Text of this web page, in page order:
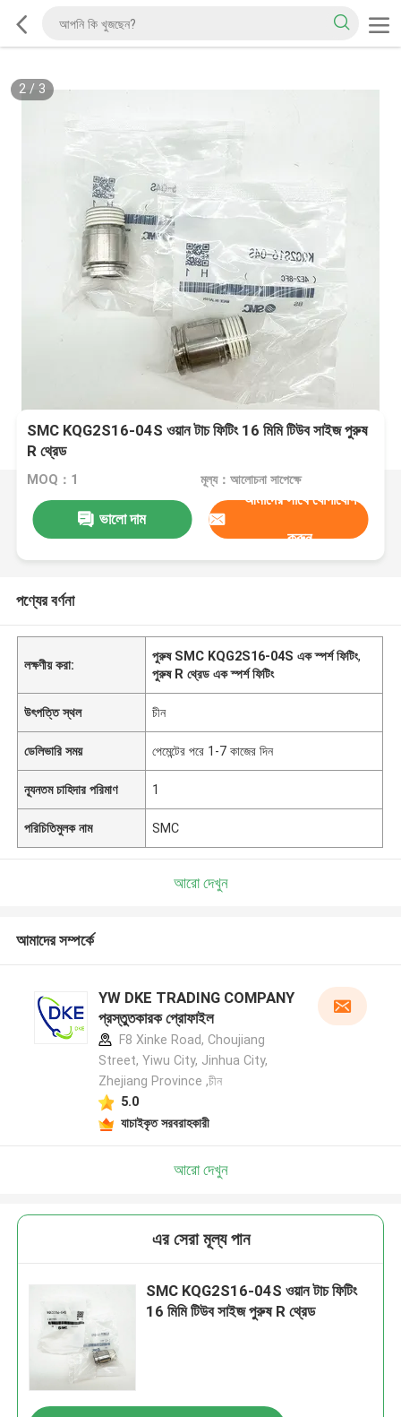
2/ 3
SMC KQG2S16-04S ওয়ান টাচ ফিটিং 16 মিমি টিউব সাইজ পুরুষ
R থ্রেড
MOQ：1 মূল্য：আলোচনা সাপেক্ষে
ভালো দাম
আমাদের সাথে যোগাযোগ
করুন
পণ্যের বর্ণনা
লক্ষণীয় করা:
পুরুষ SMC KQG2S16-04S এক স্পর্শ ফিটিং,
পুরুষ R থ্রেড এক স্পর্শ ফিটিং
উৎপত্তি স্থল চীন
ডেলিভারি সময় পেমেন্টের পরে 1-7 কাজের দিন
ন্যূনতম চাহিদার পরিমাণ 1
পরিচিতিমুলক নাম SMC
আরো দেখুন
আমাদের সম্পর্কে
YW DKE TRADING COMPANY
প্রস্তুতকারক প্রোফাইল
F8 Xinke Road, Choujiang
Street, Yiwu City, Jinhua City,
Zhejiang Province ,চীন
5.0
যাচাইকৃত সরবরাহকারী
আরো দেখুন
এর সেরা মূল্য পান
SMC KQG2S16-04S ওয়ান টাচ ফিটিং
16 মিমি টিউব সাইজ পুরুষ R থ্রেড